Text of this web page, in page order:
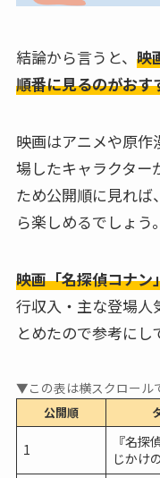
結論から言うと、 映
順番に見るのがおす
映画はアニメや原作
場したキャラクター
ため公開順に見れ
ら楽しめるでしょう。
映画「名探偵コナン
行収入・主な登場人
とめたので参考にし
公開順
1
『名探
じかけ